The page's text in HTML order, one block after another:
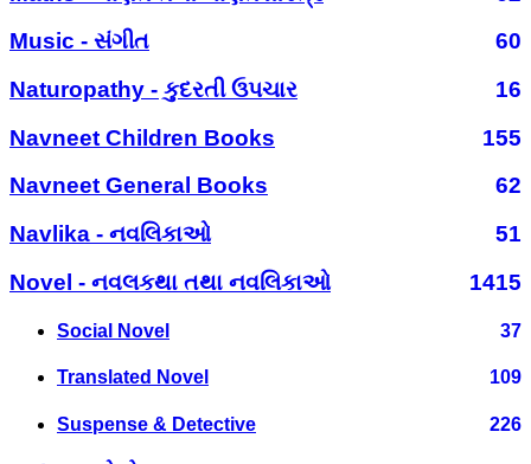
Music - સંગીત
60
Naturopathy - કુદરતી ઉપચાર
16
Navneet Children Books
155
Navneet General Books
62
Navlika - નવલિકાઓ
51
Novel - નવલકથા તથા નવલિકાઓ
1415
Social Novel 37
Translated Novel 109
Suspense & Detective 226